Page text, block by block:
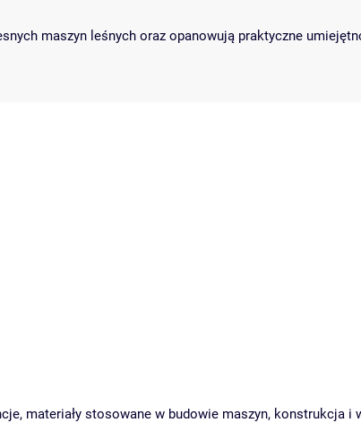
maszyn leśnych oraz opanowują praktyczne
materiały stosowane w budowie maszyn, konstrukcja i